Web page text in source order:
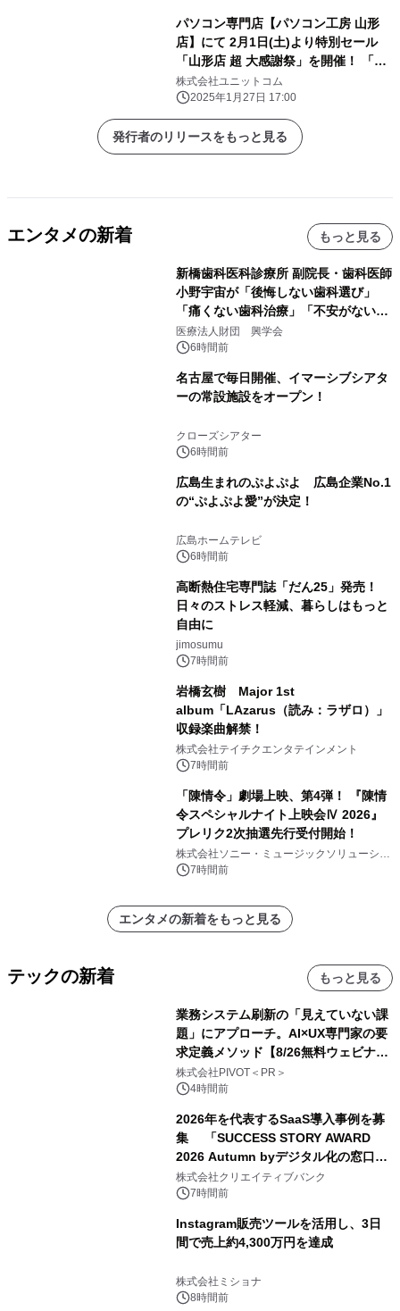
パソコン専門店【パソコン工房 山形
店】にて 2月1日(土)より特別セール
「山形店 超 大感謝祭」を開催！ 「オ
ススメ即納パソコン」を豊富に取り揃
え！ 更に「PCパーツ・周辺機器等の
セール商品」を記念プライスにてご奉
仕！
株式会社ユニットコム
2025年1月27日 17:00
発行者のリリースをもっと見る
エンタメの新着 もっと見る
新橋歯科医科診療所 副院長・歯科医師
小野宇宙が「後悔しない歯科選び」
「痛くない歯科治療」「不安がない治
療計画」をテーマに専門監修
医療法人財団 興学会
6時間前
名古屋で毎日開催、イマーシブシアタ
ーの常設施設をオープン！
クローズシアター
6時間前
広島生まれのぷよぷよ 広島企業No.1
の“ぷよぷよ愛”が決定！
広島ホームテレビ
6時間前
高断熱住宅専門誌「だん25」発売！
日々のストレス軽減、暮らしはもっと
自由に
jimosumu
7時間前
岩橋玄樹 Major 1st
album「LAzarus（読み：ラザロ）」
収録楽曲解禁！
株式会社テイチクエンタテインメント
7時間前
「陳情令」劇場上映、第4弾！ 『陳情
令スペシャルナイト上映会Ⅳ 2026』
プレリク2次抽選先行受付開始！
株式会社ソニー・ミュージックソリューショ
ンズ7時間前
エンタメの新着をもっと見る
テックの新着 もっと見る
業務システム刷新の「見えていない課
題」にアプローチ。AI×UX専門家の要
求定義メソッド【8/26無料ウェビナ
ー】株式会社PIVOT
株式会社PIVOT＜PR＞
4時間前
2026年を代表するSaaS導入事例を募
集 「SUCCESS STORY AWARD
2026 Autumn byデジタル化の窓口」
開催
株式会社クリエイティブバンク
7時間前
Instagram販売ツールを活用し、3日
間で売上約4,300万円を達成
株式会社ミショナ
8時間前